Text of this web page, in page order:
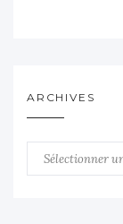
ARCHIVES
Archives